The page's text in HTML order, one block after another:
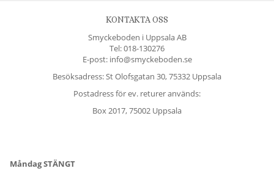
KONTAKTA OSS
Smyckeboden i Uppsala AB
Tel:018-130276
E-post: info@smyckeboden.se
Besöksadress: St Olofsgatan 30, 75332 Uppsala
Postadress för ev. returer används:
Box 2017, 75002 Uppsala
Måndag STÄNGT